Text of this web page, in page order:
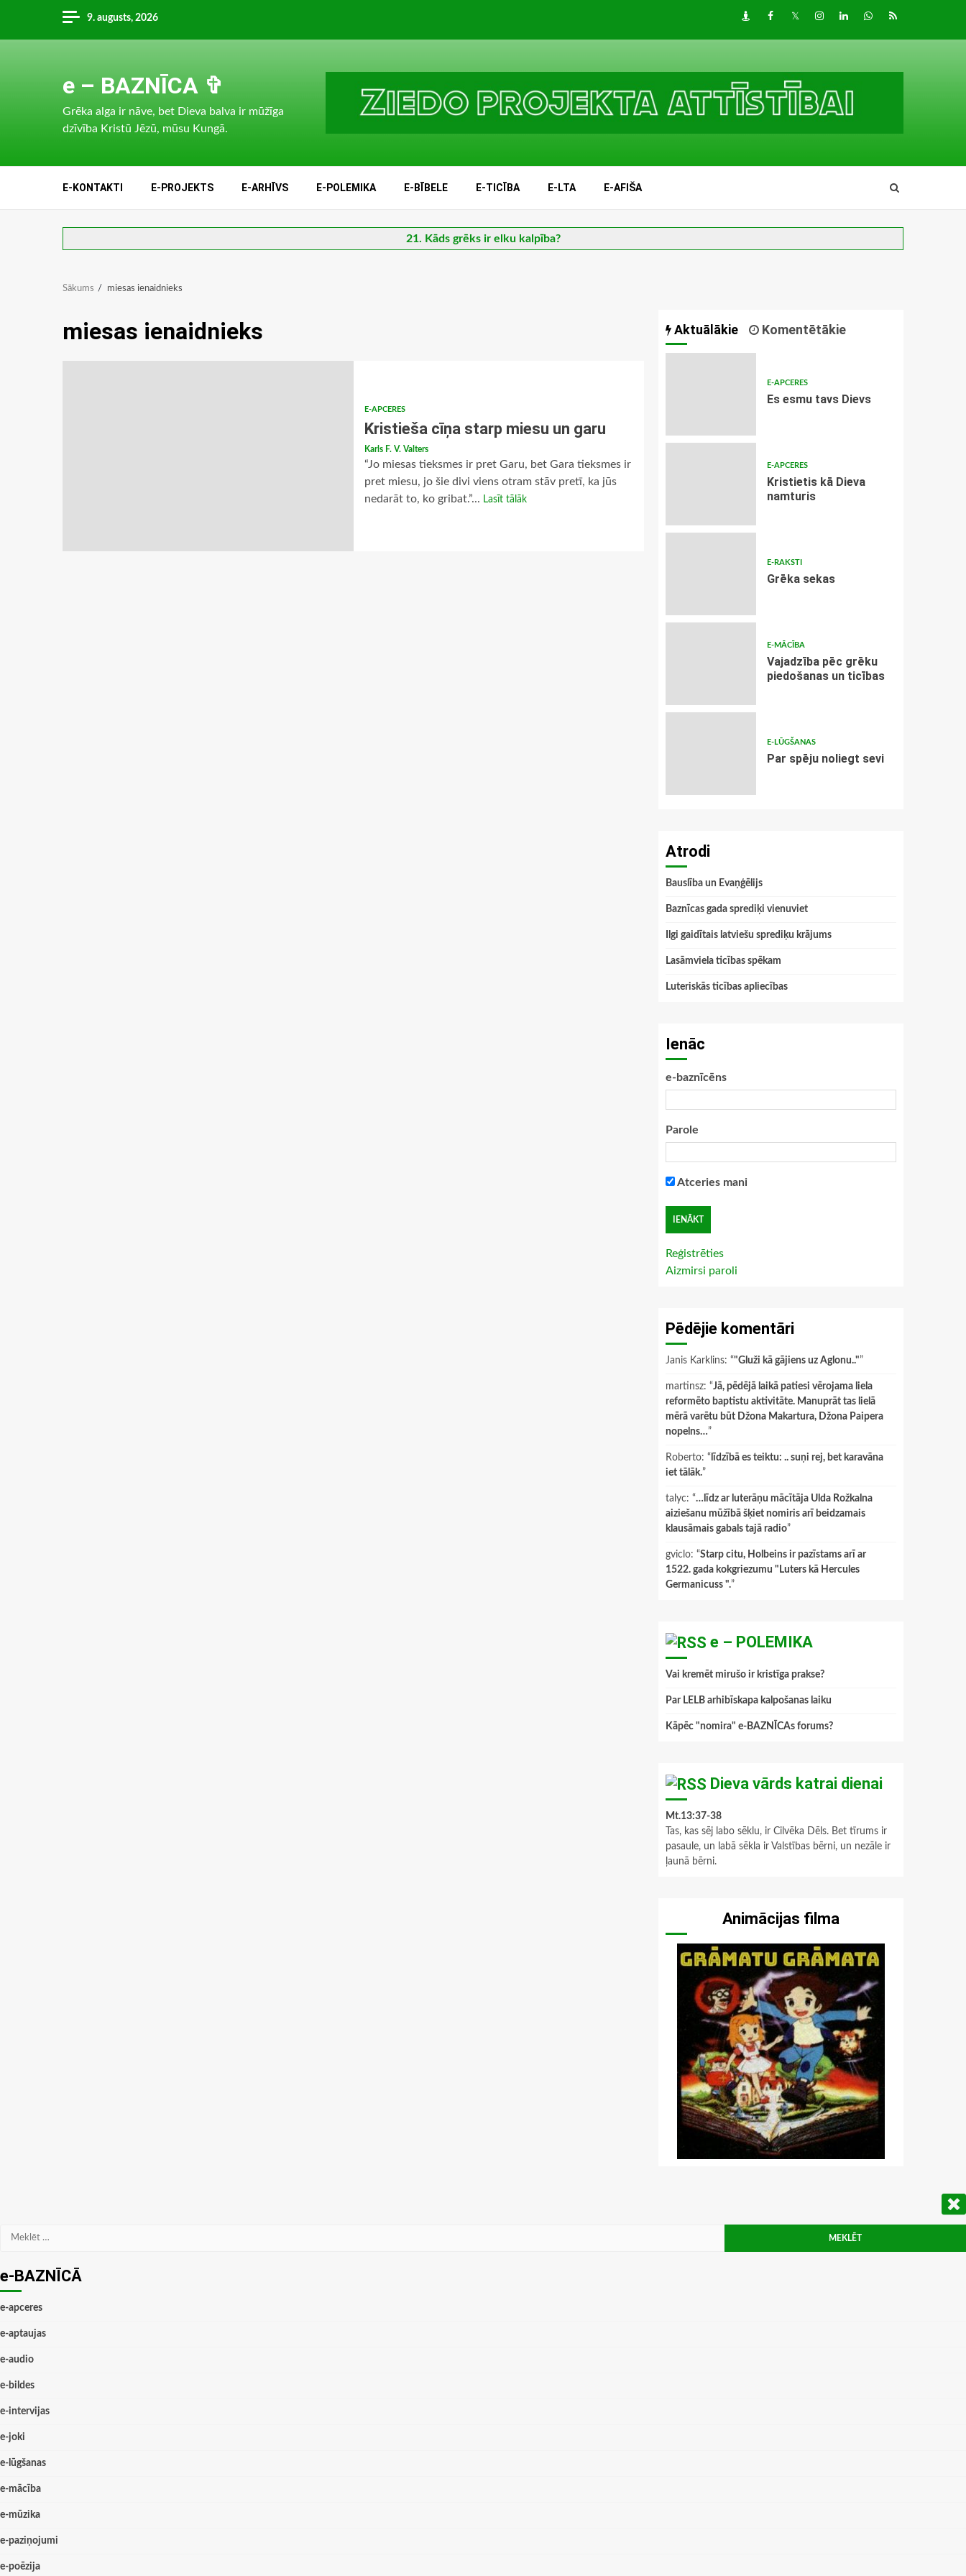
content
9. augusts, 2026 DraugiemFacebook
TwitterInstagram
LinkedInwhatsapp
RSS
e – BAZNĪCA ✞
Grēka alga ir nāve, bet Dieva balva ir mūžīga
dzīvība Kristū Jēzū, mūsu Kungā.
E-KONTAKTI E-PROJEKTS E-ARHĪVS E-POLEMIKA E-BĪBELE E-TICĪBA E-LTA E-AFIŠA
21. Kāds grēks ir elku kalpība?
Sākums miesas ienaidnieks
miesas ienaidnieks
E-APCERES
Kristieša cīņa starp miesu un garu
Karls F. V. Valters
“Jo miesas tieksmes ir pret Garu, bet Gara tieksmes ir
pret miesu, jo šie divi viens otram stāv pretī, ka jūs
nedarāt to, ko gribat.”... Lasīt tālāk
Aktuālākie Komentētākie
E-APCERES
Es esmu tavs Dievs
E-APCERES
Kristietis kā Dieva
namturis
E-RAKSTI
Grēka sekas
E-MĀCĪBA
Vajadzība pēc grēku
piedošanas un ticības
E-LŪGŠANAS
Par spēju noliegt sevi
Atrodi
Bauslība un Evaņģēlijs
Baznīcas gada sprediķi vienuviet
Ilgi gaidītais latviešu sprediķu krājums
Lasāmviela ticības spēkam
Luteriskās ticības apliecības
Ienāc
e-baznīcēns
Parole
Atceries mani
Reģistrēties
Aizmirsi paroli
Pēdējie komentāri
Janis Karklins: “"Gluži kā gājiens uz Aglonu.."”
martinsz: “Jā, pēdējā laikā patiesi vērojama liela
reformēto baptistu aktivitāte. Manuprāt tas lielā
mērā varētu būt Džona Makartura, Džona Paipera
nopelns…”
Roberto: “ līdzībā es teiktu: .. suņi rej, bet karavāna
iet tālāk.”
talyc: “…līdz ar luterāņu mācītāja Ulda Rožkalna
aiziešanu mūžībā šķiet nomiris arī beidzamais
klausāmais gabals tajā radio”
gviclo: “Starp citu, Holbeins ir pazīstams arī ar
1522. gada kokgriezumu "Luters kā Hercules
Germanicuss ".”
e – POLEMIKA
Vai kremēt mirušo ir kristīga prakse?
Par LELB arhibīskapa kalpošanas laiku
Kāpēc "nomira" e-BAZNĪCAs forums?
Dieva vārds katrai dienai
Mt.13:37-38
Tas, kas sēj labo sēklu, ir Cilvēka Dēls. Bet tīrums ir
pasaule, un labā sēkla ir Valstības bērni, un nezāle ir
ļaunā bērni.
Animācijas filma
Meklēt:
e-BAZNĪCĀ
e-apceres
e-aptaujas
e-audio
e-bildes
e-intervijas
e-joki
e-lūgšanas
e-mācība
e-mūzika
e-paziņojumi
e-poēzija